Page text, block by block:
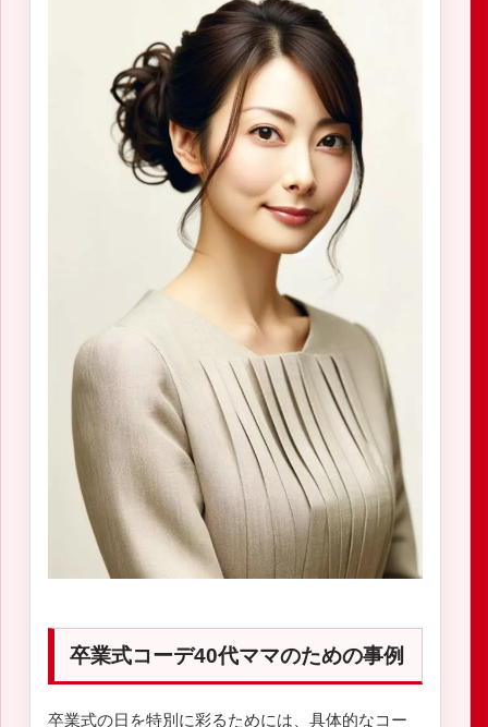
卒業式コーデ40代ママのための事例
卒業式の日を特別に彩るためには、具体的なコー